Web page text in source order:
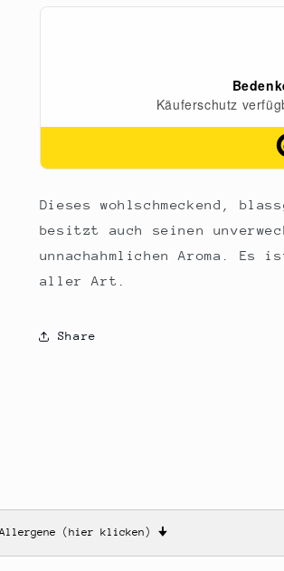
Dieses wohlschmeckend,
besitzt auch seinen
unnachahmlichen Aroma.
aller Art.
Share
Allergene (hier klicken) 🠋